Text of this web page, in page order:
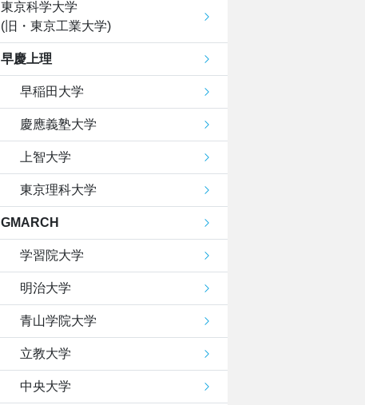
東京科学大学
(旧・東京工業大学)
早慶上理
早稲田大学
慶應義塾大学
上智大学
東京理科大学
GMARCH
学習院大学
明治大学
青山学院大学
立教大学
中央大学